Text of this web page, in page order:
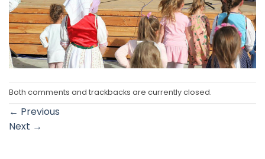
Both comments and trackbacks are currently closed.
← Previous
Next →